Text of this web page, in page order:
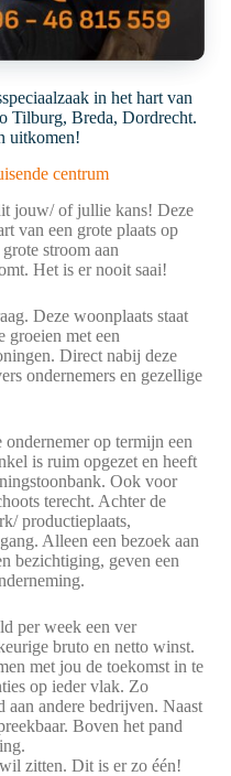
in het hart van
Tilburg, Breda, Dordrecht.
uitkomen!
centrum
jouw/ of jullie kans! Deze
van een grote plaats op
stroom aan
Het is er nooit saai!
Deze woonplaats staat
groeien met een
Direct nabij deze
ondernemers en gezellige
op termijn een
is ruim opgezet en heeft
Ook voor
terecht. Achter de
productieplaats,
Alleen een bezoek aan
bezichtiging, geven een
per week een ver
bruto en netto winst.
met jou de toekomst in te
op ieder vlak. Zo
andere bedrijven. Naast
Boven het pand
zitten. Dit is er zo één!